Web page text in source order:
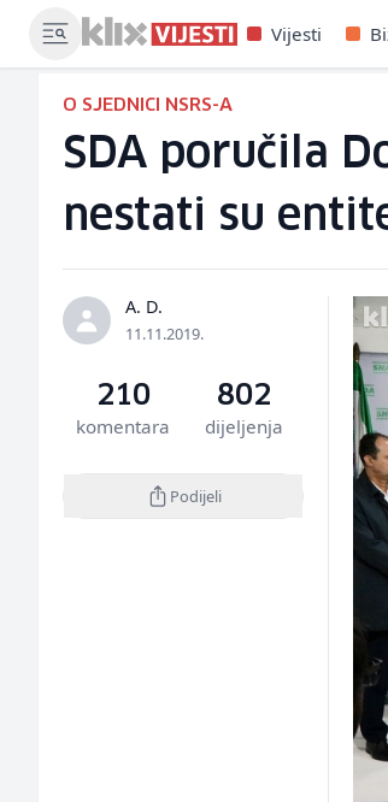
Vijesti
O SJEDNICI NSRS-A
SDA poručila
nestati su
A. D.
11.11.2019.
210
komentara
802
dijeljenja
Podijeli